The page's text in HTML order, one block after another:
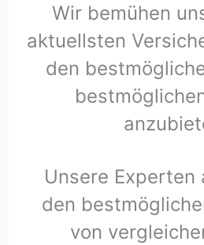
Wir bemühen
aktuellsten
den
Unsere
den
von